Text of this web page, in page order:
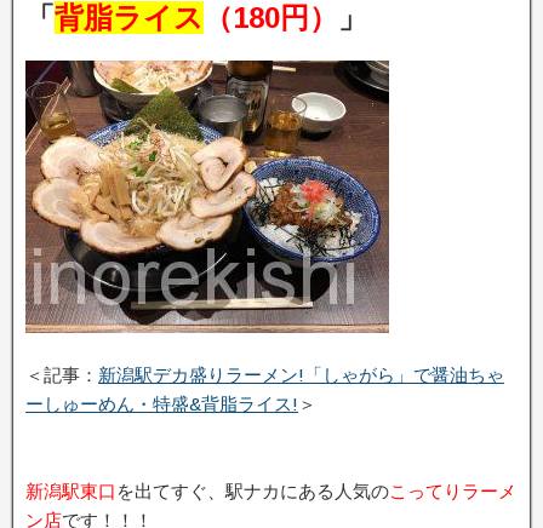
「 背脂ライス （180円） 」
＜記事： 新潟駅デカ盛りラーメン!「しゃがら」で醤油ちゃ
ーしゅーめん・特盛&背脂ライス! ＞
新潟駅東口 を出てすぐ、駅ナカにある人気のこってりラーメ
ン店です！！！